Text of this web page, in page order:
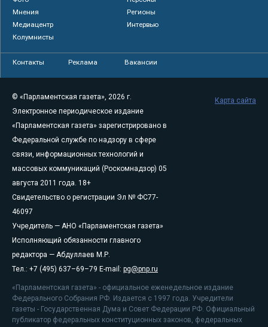
Мнения
Регионы
Медиацентр
Интервью
Колумнисты
Контакты Реклама Вакансии
© «Парламентская газета», 2026 г.
Электронное периодическое издание
«Парламентская газета» зарегистрировано в
Федеральной службе по надзору в сфере
связи, информационных технологий и
массовых коммуникаций (Роскомнадзор) 05
августа 2011 года. 18+
Свидетельство о регистрации Эл № ФС77-
46097
Учредитель — АНО «Парламентская газета»
Исполняющий обязанности главного
редактора — Абдуллаев М.Р.
Тел.: +7 (495) 637–69–79 E-mail: pg@pnp.ru
«Парламентская газета» - официальное еженедельное издание
Федерального Собрания РФ. Издается с 1997 года. Учредители
газеты - Государственная Дума и Совет Федерации РФ. Официальный
публикатор федеральных конституционных законов, федеральных
Карта сайта